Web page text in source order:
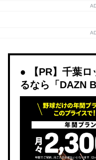
【PR】千葉
るなら「DAZN